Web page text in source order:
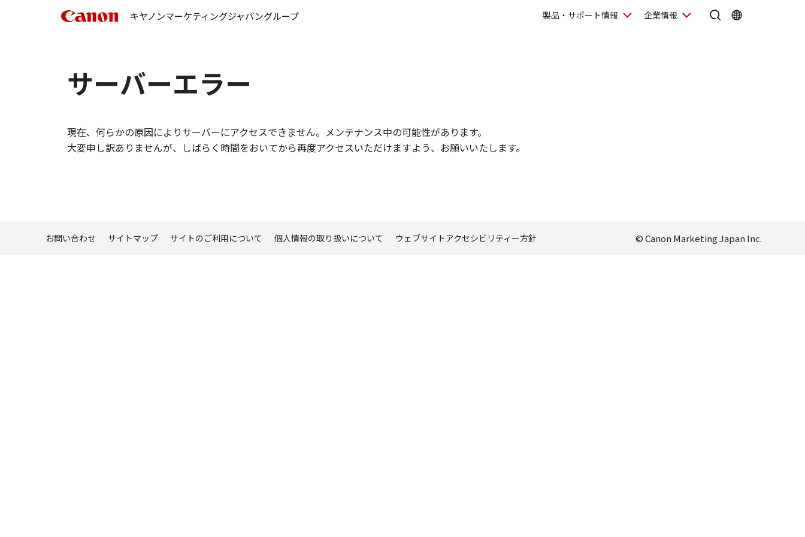
キヤノンマーケティングジャパングループ 製品・サポート情報 企業情報
サーバーエラー
現在、何らかの原因によりサーバーにアクセスできません。メンテナンス中の可能性があります。
大変申し訳ありませんが、しばらく時間をおいてから再度アクセスいただけますよう、お願いいたします。
お問い合わせ サイトマップ サイトのご利用について 個人情報の取り扱いについて ウェブサイトアクセシビリティー方針 © Canon Marketing Japan Inc.